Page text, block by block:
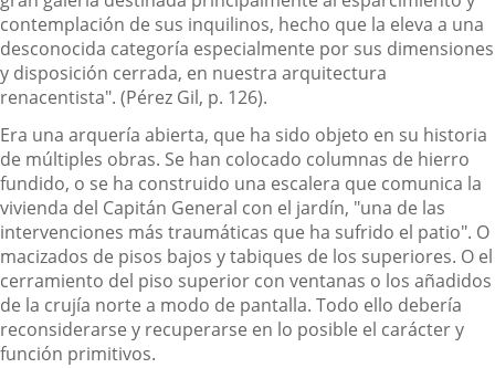
contemplación de sus inquilinos, hecho que la eleva a una
desconocida categoría especialmente por sus dimensiones
y disposición cerrada, en nuestra arquitectura
renacentista". (Pérez Gil, p. 126).
Era una arquería abierta, que ha sido objeto en su historia
de múltiples obras. Se han colocado columnas de hierro
fundido, o se ha construido una escalera que comunica la
vivienda del Capitán General con el jardín, "una de las
intervenciones más traumáticas que ha sufrido el patio". O
macizados de pisos bajos y tabiques de los superiores. O el
cerramiento del piso superior con ventanas o los añadidos
de la crujía norte a modo de pantalla. Todo ello debería
reconsiderarse y recuperarse en lo posible el carácter y
función primitivos.